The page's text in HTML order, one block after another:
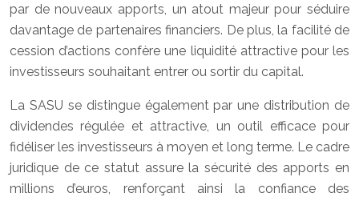
par de nouveaux apports, un atout majeur pour séduire
davantage de partenaires financiers. De plus, la facilité de
cession d’actions confère une liquidité attractive pour les
investisseurs souhaitant entrer ou sortir du capital.
La SASU se distingue également par une distribution de
dividendes régulée et attractive, un outil efficace pour
fidéliser les investisseurs à moyen et long terme. Le cadre
juridique de ce statut assure la sécurité des apports en
millions d’euros, renforçant ainsi la confiance des